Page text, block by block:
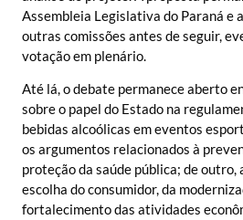
Assembleia Legislativa do Paraná e
outras comissões antes de seguir,
votação em plenário.
Até lá, o debate permanece aberto
sobre o papel do Estado na
bebidas alcoólicas em eventos
os argumentos relacionados à
proteção da saúde pública; de outro,
escolha do consumidor, da
fortalecimento das atividades